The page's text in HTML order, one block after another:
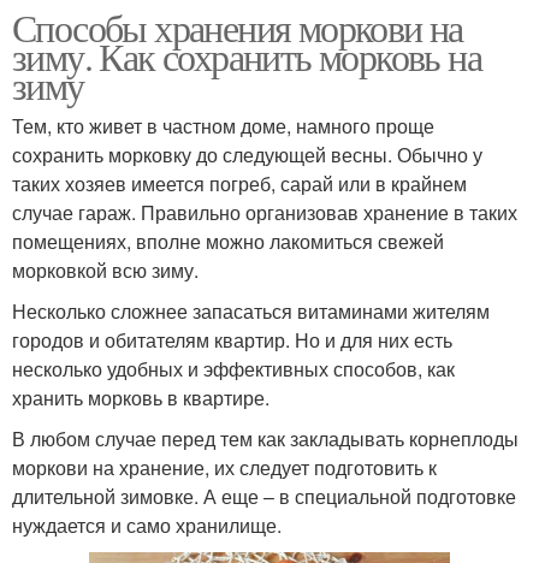
Способы хранения моркови на
зиму. Как сохранить морковь на
зиму
Тем, кто живет в частном доме, намного проще
сохранить морковку до следующей весны. Обычно у
таких хозяев имеется погреб, сарай или в крайнем
случае гараж. Правильно организовав хранение в таких
помещениях, вполне можно лакомиться свежей
морковкой всю зиму.
Несколько сложнее запасаться витаминами жителям
городов и обитателям квартир. Но и для них есть
несколько удобных и эффективных способов, как
хранить морковь в квартире.
В любом случае перед тем как закладывать корнеплоды
моркови на хранение, их следует подготовить к
длительной зимовке. А еще – в специальной подготовке
нуждается и само хранилище.